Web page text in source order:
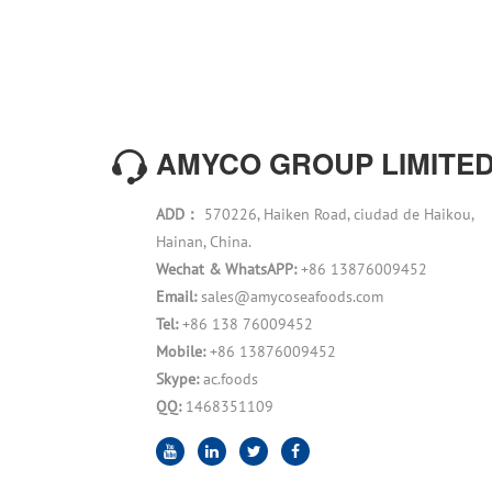
AMYCO GROUP
ADD： 570226, Haiken Road, ciudad de Haikou,
Hainan, China.
Wechat & WhatsAPP:+86 13876009452
Email:sales@amycoseafoods.com
Tel:+86 138 76009452
Mobile:+86 13876009452
Skype:ac.foods
QQ: 1468351109